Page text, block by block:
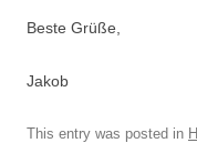
Beste Grüße,
Jakob
This entry was posted in